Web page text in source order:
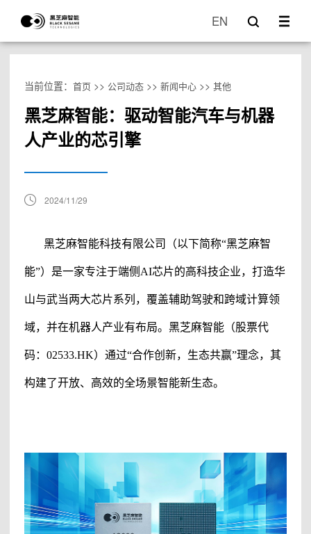
EN
当前位置： 首页 >> 公司动态>> 新闻中心>> 其他
黑芝麻智能：驱动智能汽车与机器
人产业的芯引擎
2024/11/29
黑芝麻智能科技有限公司 （以下简称“黑芝麻智
能”）是一家专注于端侧AI芯片的高科技企业，打造华
山与武当两大芯片系列，覆盖辅助驾驶和跨域计算领
域，并在机器人产业有布局。黑芝麻智能（股票代
码： 02533.HK）通过“合作创新，生态共赢”理念，其
构建了开放、高效的全场景智能新生态。